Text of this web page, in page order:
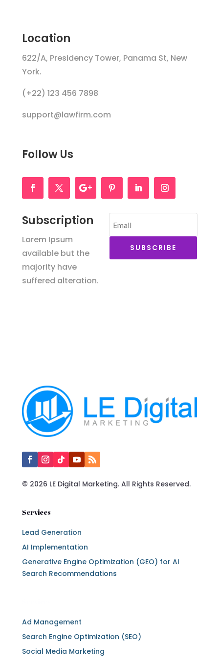
Location
622/A, Presidency Tower, Panama St, New
York.
(+22) 123 456 7898
support@lawfirm.com
Follow Us
Subscription
Lorem Ipsum
available but the
majority have
suffered alteration.
SUBSCRIBE
© 2026 LE Digital Marketing. All Rights Reserved.
Services
Lead Generation
AI Implementation
Generative Engine Optimization (GEO) for AI
Search Recommendations
Ad Management
Search Engine Optimization (SEO)
Social Media Marketing